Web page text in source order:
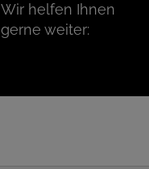
Wir helfen Ihnen
gerne weiter: